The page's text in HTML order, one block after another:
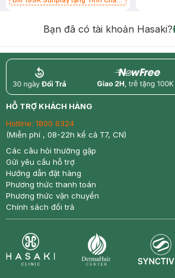
Bạn đã có tài khoản Hasaki?
return nowfree
HỖ TRỢ KHÁCH HÀNG
Hotline: 1800 6324
(Miễn phí , 08-22h kể cả T7, CN)
Các câu hỏi thường gặp
Gửi yêu cầu hỗ trợ
Hướng dẫn đặt hàng
Phương thức thanh toán
Phương thức vận chuyển
Chính sách đổi trả